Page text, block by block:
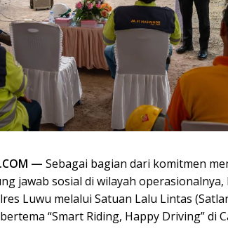
— Sebagai bagian dari komitmen
jawab sosial di wilayah operasionalnya,
Luwu melalui Satuan Lalu Lintas
“Smart Riding, Happy Driving” di